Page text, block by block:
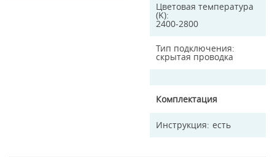
Цветовая температура
(K)
2400-2800
Тип подключения
скрытая проводка
Комплектация
Инструкция есть